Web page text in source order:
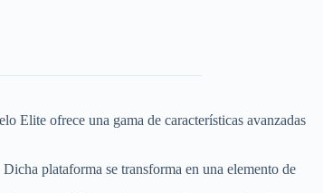
Elite ofrece una gama de características avanzadas
plataforma se transforma en una elemento de